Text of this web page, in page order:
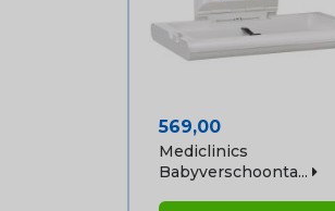
Prijs
569,00
Mediclinics
Babyverschoonta...